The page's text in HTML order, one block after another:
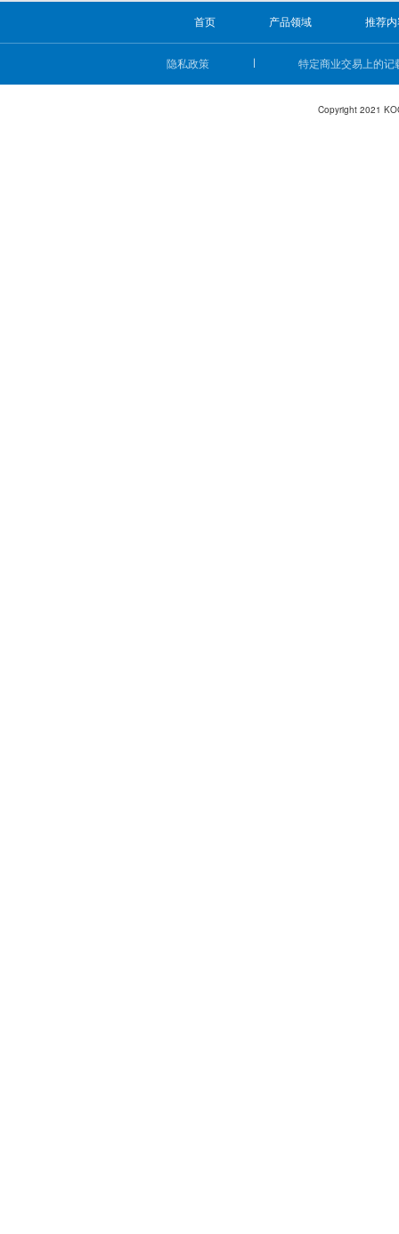
首页 产品领域 推荐
隐私政策 特定商业交易上的记
Copyright 2021